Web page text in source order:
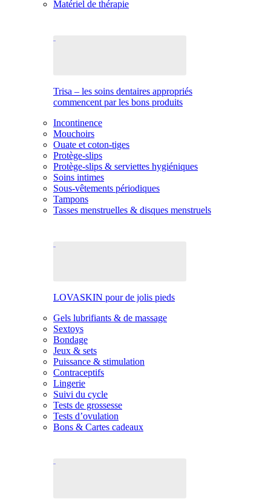
Matériel de thérapie
Trisa – les soins dentaires appropriés
commencent par les bons produits
Incontinence
Mouchoirs
Ouate et coton-tiges
Protège-slips
Protège-slips & serviettes hygiéniques
Soins intimes
Sous-vêtements périodiques
Tampons
Tasses menstruelles & disques menstruels
LOVASKIN pour de jolis pieds
Gels lubrifiants & de massage
Sextoys
Bondage
Jeux & sets
Puissance & stimulation
Contraceptifs
Lingerie
Suivi du cycle
Tests de grossesse
Tests d’ovulation
Bons & Cartes cadeaux